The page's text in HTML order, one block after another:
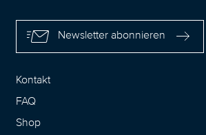
Newsletter abonnieren
Kontakt
FAQ
Shop